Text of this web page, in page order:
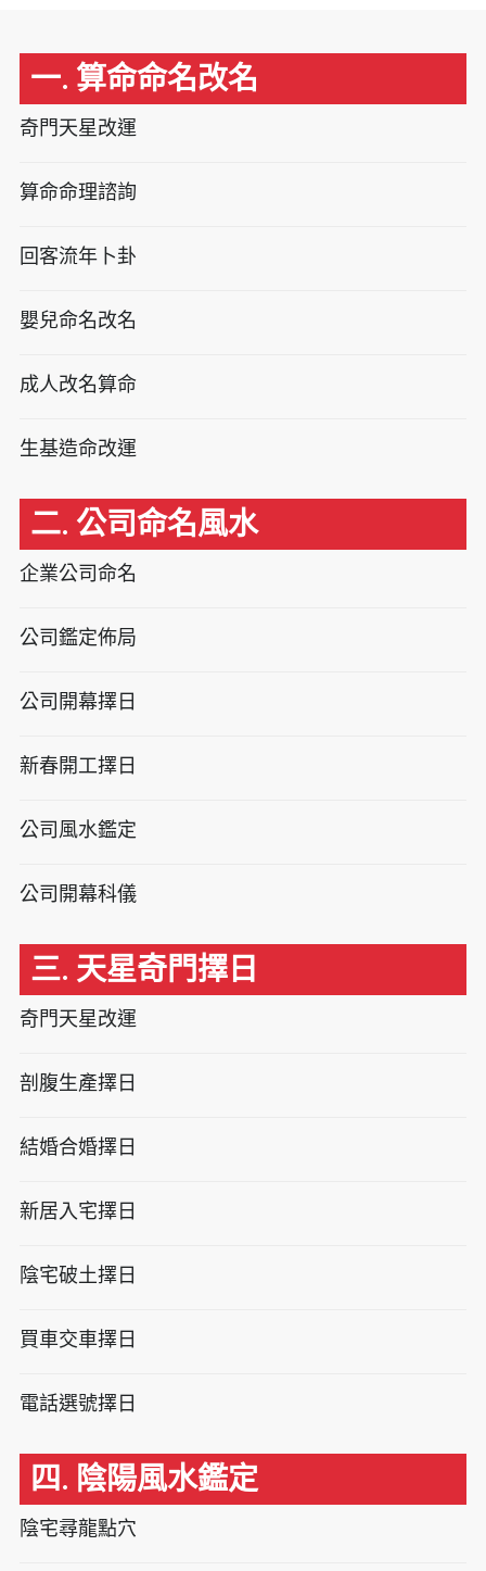
一. 算命命名改名
奇門天星改運
算命命理諮詢
回客流年卜卦
嬰兒命名改名
成人改名算命
生基造命改運
二. 公司命名風水
企業公司命名
公司鑑定佈局
公司開幕擇日
新春開工擇日
公司風水鑑定
公司開幕科儀
三. 天星奇門擇日
奇門天星改運
剖腹生產擇日
結婚合婚擇日
新居入宅擇日
陰宅破土擇日
買車交車擇日
電話選號擇日
四. 陰陽風水鑑定
陰宅尋龍點穴